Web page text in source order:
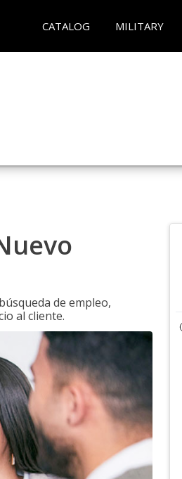
CATALOG MILITARY
de empleo,
al cliente.